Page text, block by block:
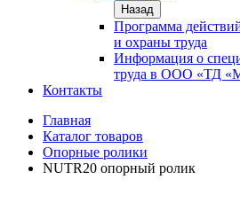
Назад
Программа
и охраны труда
Информация о
труда в ООО «ТД
Контакты
Главная
Каталог товаров
Опорные ролики
NUTR20 опорный ролик